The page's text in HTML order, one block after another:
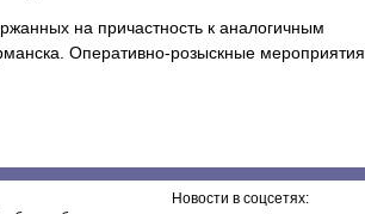
на причастность к аналогичным
Оперативно-розыскные мероприятия
Новости в соцсетях: